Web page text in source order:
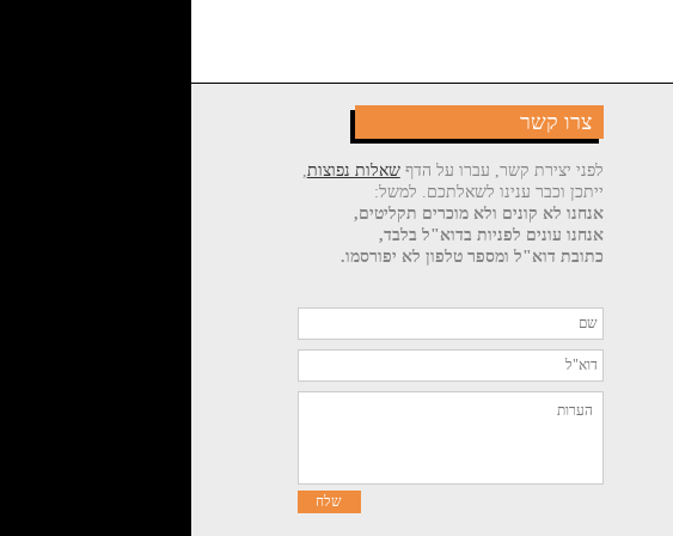
צרו קשר
לפני יצירת קשר, עברו על הדףשאלות נפוצות,
ייתכן וכבר ענינו לשאלתכם. למשל:
אנחנו לא קונים ולא מוכרים תקליטים,
אנחנו עונים לפניות בדוא"ל בלבד,
כתובת דוא"ל ומספר טלפון לא יפורסמו.